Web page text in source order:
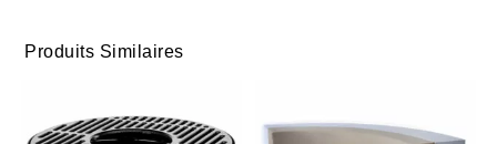
Produits Similaires